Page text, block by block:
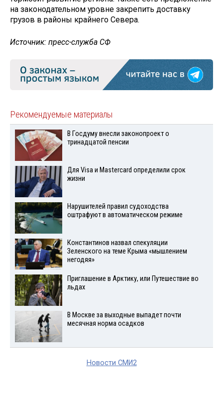
на законодательном уровне закрепить доставку
грузов в районы крайнего Севера.
Источник: пресс-служба СФ
Рекомендуемые материалы
В Госдуму внесли законопроект о
тринадцатой пенсии
Для Visа и Mastercard определили срок
жизни
Нарушителей правил судоходства
оштрафуют в автоматическом режиме
Константинов назвал спекуляции
Зеленского на теме Крыма «мышлением
негодяя»
Приглашение в Арктику, или Путешествие во
льдах
В Москве за выходные выпадет почти
месячная норма осадков
Новости СМИ2